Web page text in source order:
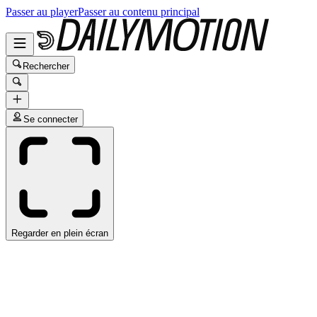
Passer au playerPasser au contenu principal
Rechercher
Se connecter
Regarder en plein écran